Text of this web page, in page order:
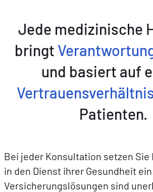
Jede medizinische
bringt
und basiert auf
Patienten.
Bei jeder Konsultation setzen Sie
in den Dienst ihrer Gesundheit
Versicherungslösungen sind